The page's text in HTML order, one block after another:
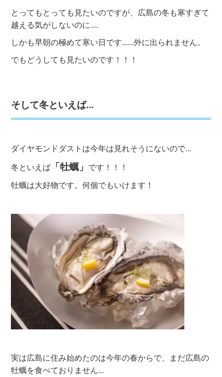
とってもとっても見たいのですが、広島の冬も寒すぎて
越える気がしないのに....
しかも早朝の極めて寒い日です......外に出られません。
でもどうしても見たいのです！！！
そして冬といえば...
ダイヤモンドダストは今年は見れそうにないので...
冬といえば 「牡蠣」 です！！！
牡蠣は大好物です。何個でもいけます！
実は広島に住み始めたのは今年の春からで、まだ広島の
牡蠣を食べておりません...